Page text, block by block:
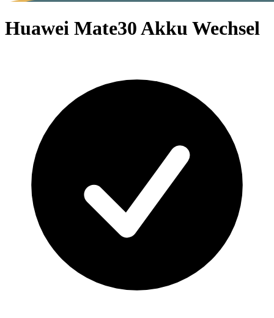
Huawei Mate30 Akku Wechsel